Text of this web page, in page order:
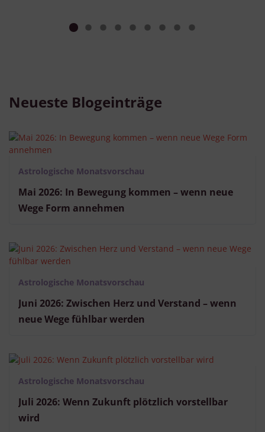
Neueste Blogeinträge
Mai 2026: In Bewegung kommen – wenn neue
Wege Form annehmen
Astrologische Monatsvorschau
Juni 2026: Zwischen Herz und Verstand – wenn
neue Wege fühlbar werden
Astrologische Monatsvorschau
Juli 2026: Wenn Zukunft plötzlich vorstellbar
wird
Astrologische Monatsvorschau